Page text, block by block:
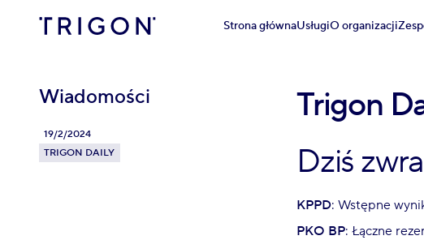
Strona głównaUsługiO organizacji
Wiadomości Trigon
19/2/2024
TRIGON DAILY
Dziś
KPPD: Wstępne
PKO BP: Łączne